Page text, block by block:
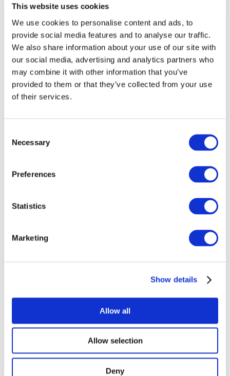
This website uses cookies
We use cookies to personalise content and ads, to
provide social media features and to analyse our traffic.
We also share information about your use of our site with
our social media, advertising and analytics partners who
may combine it with other information that you’ve
provided to them or that they’ve collected from your use
of their services.
Selection
Necessary
Preferences
Statistics
Marketing
Show details
Allow all
Allow selection
Deny
esemény
szerint
Összes országok
França
República da Irlanda
Lengyelország
Suécia